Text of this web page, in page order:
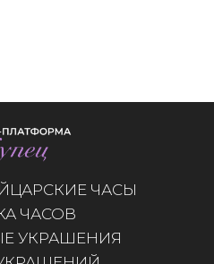
ЧАСЫ
ЧАСОВ
УКРАШЕНИЯ